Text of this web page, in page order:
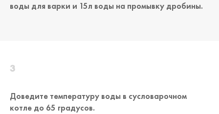
воды для варки и 15л воды на промывку дробины.
Доведите температуру воды в сусловарочном
котле до 65 градусов.